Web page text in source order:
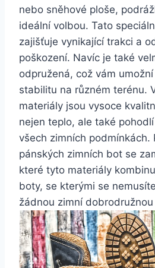
⁤nebo sněhové ploše,
⁢ideální volbou. Tato
​zajišťuje vynikající trakci a
poškození. Navíc je také
odpružená,⁤ což ‌vám
stabilitu na různém terénu.
materiály jsou⁢ vysoce
nejen teplo, ale‍ také
všech ‌zimních podmínkách.
pánských⁤ zimních bot se
které tyto materiály
boty, se kterými se⁢
žádnou zimní⁢